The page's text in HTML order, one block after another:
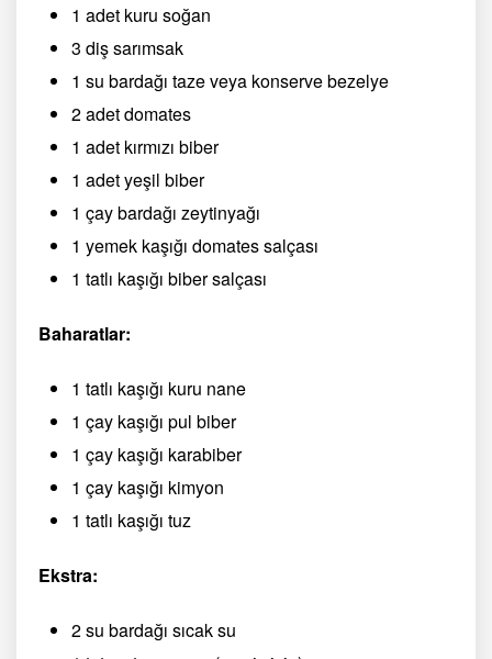
1 adet kuru soğan
3 diş sarımsak
1 su bardağı taze veya konserve bezelye
2 adet domates
1 adet kırmızı biber
1 adet yeşil biber
1 çay bardağı zeytinyağı
1 yemek kaşığı domates salçası
1 tatlı kaşığı biber salçası
Baharatlar:
1 tatlı kaşığı kuru nane
1 çay kaşığı pul biber
1 çay kaşığı karabiber
1 çay kaşığı kimyon
1 tatlı kaşığı tuz
Ekstra:
2 su bardağı sıcak su